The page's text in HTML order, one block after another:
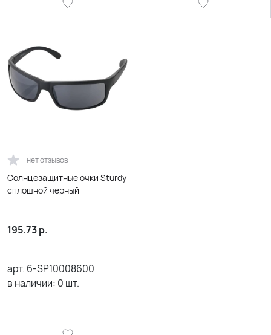
нет отзывов
Солнцезащитные очки Sturdy
сплошной черный
195.73р.
арт. 6-SP10008600
в наличии: 0 шт.